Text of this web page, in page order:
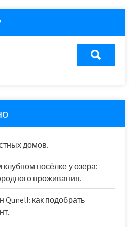
домов.
посёлке у озера:
проживания.
Qunell: как подобрать